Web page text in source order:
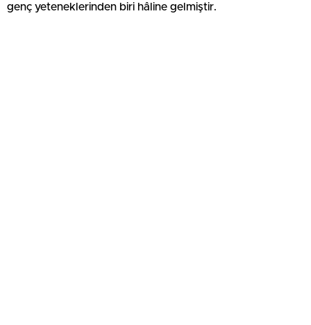
genç yeteneklerinden biri hâline gelmiştir.